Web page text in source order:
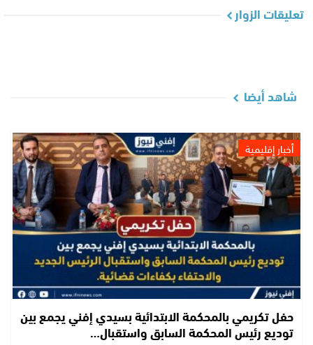
تعليقات الزوار
شاهد أيضا
أخبار إقليمية
حفل تكريمي بالمحكمة الابتدائية بسيدي إفني يجمع بين
توديع رئيس المحكمة السابق واستقبال…